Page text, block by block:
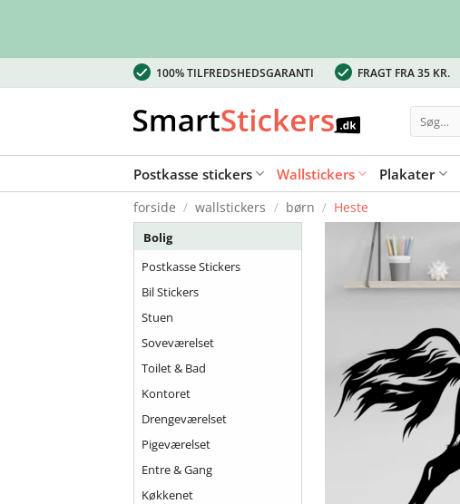
til
100% TILFREDSHEDSGARANTI FRAGT FRA 35 KR.
Søg
efter:
Postkasse stickers Wallstickers Plakater
forside / wallstickers / børn / Heste
Bolig
Postkasse Stickers
Bil Stickers
Stuen
Soveværelset
Toilet & Bad
Kontoret
Drengeværelset
Pigeværelset
Entre & Gang
Køkkenet